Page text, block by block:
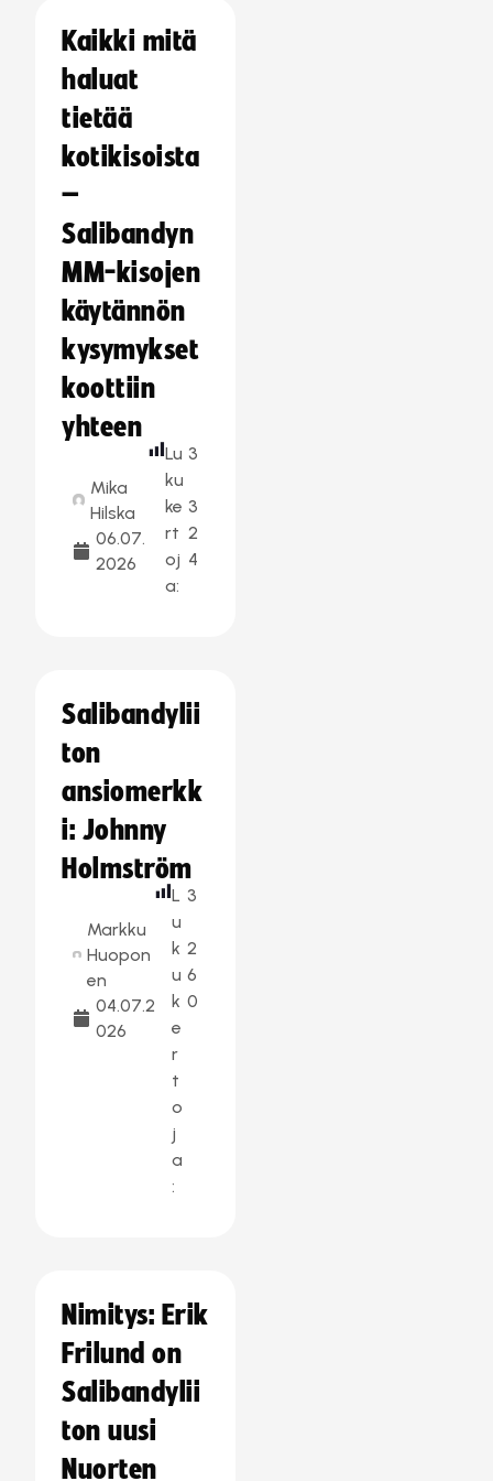
Kaikki mitä
haluat
tietää
kotikisoista
–
Salibandyn
MM-kisojen
käytännön
kysymykset
koottiin
yhteen
Mika
Hilska
06.07.
2026
Lu
ku
ke
rt
oj
a:
3
3
2
4
Salibandylii
ton
ansiomerkk
i: Johnny
Holmström
Markku
Huopon
en
04.07.2
026
L
u
k
u
k
e
r
t
o
j
a
:
3
2
6
0
Nimitys: Erik
Frilund on
Salibandylii
ton uusi
Nuorten